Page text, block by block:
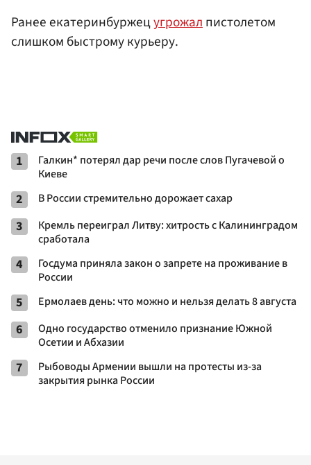
Ранее екатеринбуржецугрожалпистолетом
слишком быстрому курьеру.
1
Галкин* потерял дар речи после слов Пугачевой о
Киеве
2 В России стремительно дорожает сахар
3
Кремль переиграл Литву: хитрость с Калининградом
сработала
4
Госдума приняла закон о запрете на проживание в
России
5 Ермолаев день: что можно и нельзя делать 8 августа
6
Одно государство отменило признание Южной
Осетии и Абхазии
7
Рыбоводы Армении вышли на протесты из-за
закрытия рынка России